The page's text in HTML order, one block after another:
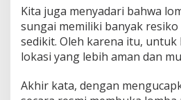
Kita juga menyadari bahwa
sungai memiliki banyak
sedikit. Oleh karena itu,
lokasi yang lebih aman dan
Akhir kata, dengan